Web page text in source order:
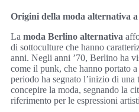
Origini della moda alternativa
La moda Berlino alternativa
di sottoculture che hanno
anni. Negli anni ’70, Berlino ha
come il punk, che hanno portato
periodo ha segnato l’inizio di
concepire la moda, segnando la
riferimento per le espressioni